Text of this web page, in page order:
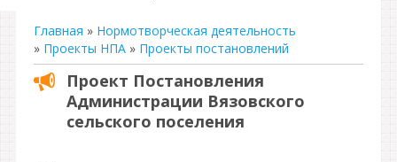
Главная » Нормотворческая деятельность
» Проекты НПА » Проекты постановлений
Проект Постановления
Администрации Вязовского
сельского поселения